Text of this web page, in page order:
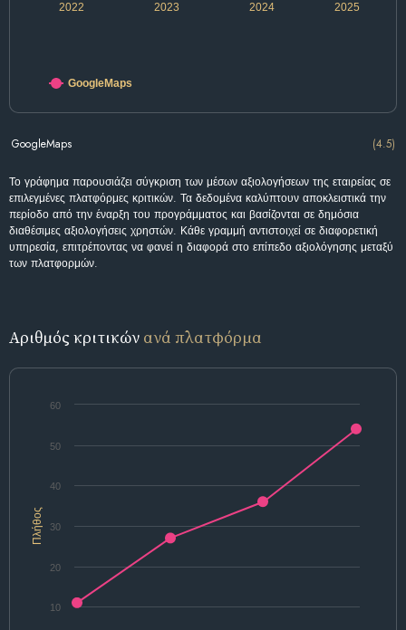
2022 2024
2023 2025
GoogleMaps
GoogleMaps (4.5)
Το γράφημα παρουσιάζει σύγκριση των μέσων αξιολογήσεων της εταιρείας σε
επιλεγμένες πλατφόρμες κριτικών. Τα δεδομένα καλύπτουν αποκλειστικά την
περίοδο από την έναρξη του προγράμματος και βασίζονται σε δημόσια
διαθέσιμες αξιολογήσεις χρηστών. Κάθε γραμμή αντιστοιχεί σε διαφορετική
υπηρεσία, επιτρέποντας να φανεί η διαφορά στο επίπεδο αξιολόγησης μεταξύ
των πλατφορμών.
Αριθμός κριτικών ανά πλατφόρμα
Πλήθος
10
20
30
40
50
60